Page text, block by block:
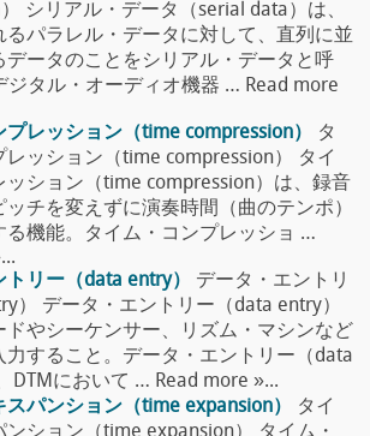
シリアル・データ（serial data）は、
るパラレル・データに対して、直列に並
データのことをシリアル・データと呼
ジタル・オーディオ機器 … Read more
プレッション（time compression）
タ
レッション（time compression） タイ
ッション（time compression）は、録音
ッチを変えずに演奏時間（曲のテンポ）
る機能。タイム・コンプレッショ …
リー（data entry）
データ・エントリ
） データ・エントリー（data entry）
ドやシーケンサー、リズム・マシンなど
力すること。データ・エントリー（data
DTMにおいて … Read more »...
スパンション（time expansion）
タイ